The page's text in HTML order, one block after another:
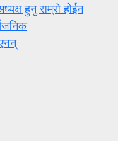
हुनु राम्रो होईन